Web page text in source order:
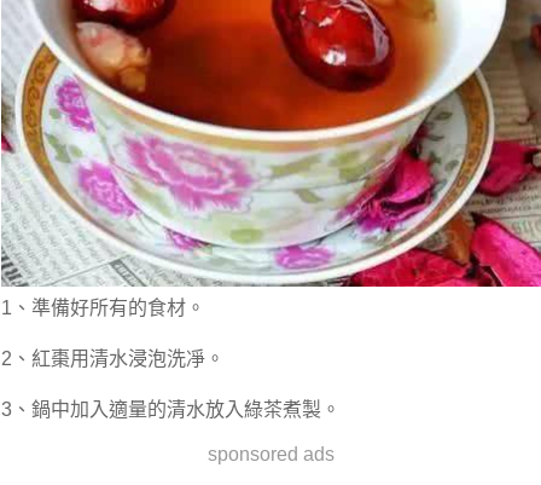
1、準備好所有的食材。
2、紅棗用清水浸泡洗凈。
3、鍋中加入適量的清水放入綠茶煮製。
sponsored ads